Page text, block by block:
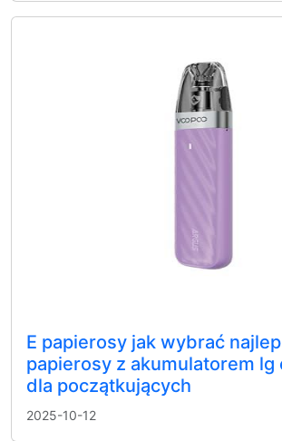
E papierosy jak wybrać
papierosy z akumulatorem lg
dla początkujących
2025-10-12